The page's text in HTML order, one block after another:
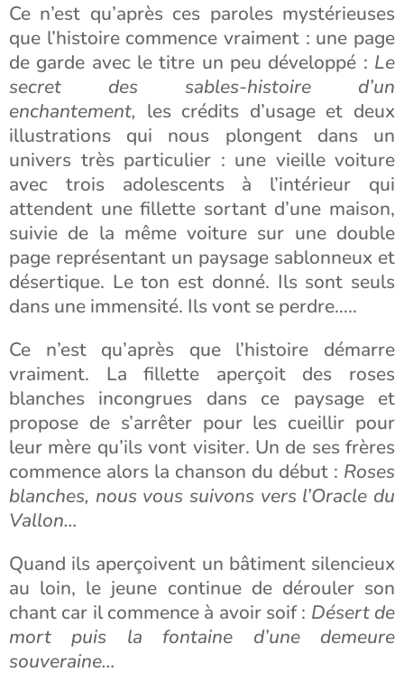
Ce n’est qu’après ces paroles mystérieuses
que l’histoire commence vraiment : une page
de garde avec le titre un peu développé : Le
secret des sables-histoire d’un
enchantement, les crédits d’usage et deux
illustrations qui nous plongent dans un
univers très particulier : une vieille voiture
avec trois adolescents à l’intérieur qui
attendent une fillette sortant d’une maison,
suivie de la même voiture sur une double
page représentant un paysage sablonneux et
désertique. Le ton est donné. Ils sont seuls
dans une immensité. Ils vont se perdre…..
Ce n’est qu’après que l’histoire démarre
vraiment. La fillette aperçoit des roses
blanches incongrues dans ce paysage et
propose de s’arrêter pour les cueillir pour
leur mère qu’ils vont visiter. Un de ses frères
commence alors la chanson du début : Roses
blanches, nous vous suivons vers l’Oracle du
Vallon…
Quand ils aperçoivent un bâtiment silencieux
au loin, le jeune continue de dérouler son
chant car il commence à avoir soif : Désert de
mort puis la fontaine d’une demeure
souveraine…